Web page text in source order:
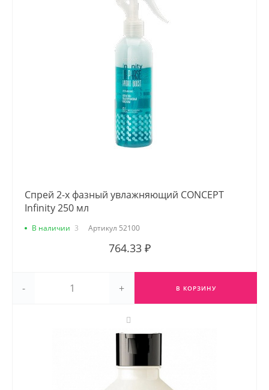
Спрей 2-х фазный увлажняющий CONCEPT
Infinity 250 мл
В наличии 3 Артикул 52100
764.33 ₽
- + В КОРЗИНУ